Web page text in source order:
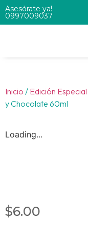
Asesórate ya!
0997009037
Inicio / Edición Especial
y Chocolate 60ml
Loading...
$6.00